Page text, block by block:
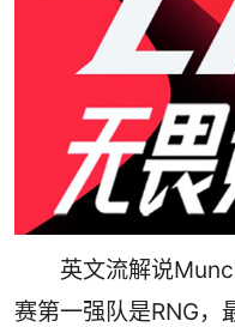
英文流解说
赛第一强队是RNG，